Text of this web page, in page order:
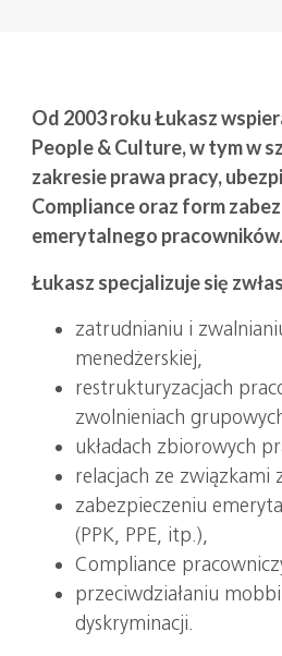
Od 2003 roku Łukasz
People & Culture, w tym w
zakresie prawa pracy,
Compliance oraz form
emerytalnego pracowników.
Łukasz specjalizuje się
zatrudnianiu i
menedżerskiej,
restrukturyzacjach
zwolnieniach
układach zbiorowych
relacjach ze związkami
zabezpieczeniu
(PPK, PPE, itp.),
Compliance
przeciwdziałaniu
dyskryminacji.